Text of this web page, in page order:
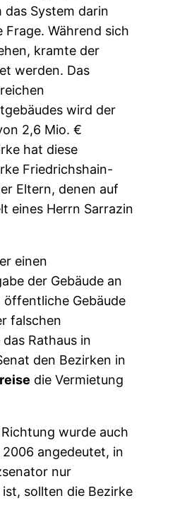
System darin
Während sich
kramte der
werden. Das
wird der
2,6 Mio. €
hat diese
Friedrichshain-
Eltern, denen auf
eines Herrn Sarrazin
einen
der Gebäude an
Gebäude
falschen
Rathaus in
den Bezirken in
die Vermietung
wurde auch
angedeutet, in
nur
sollten die Bezirke